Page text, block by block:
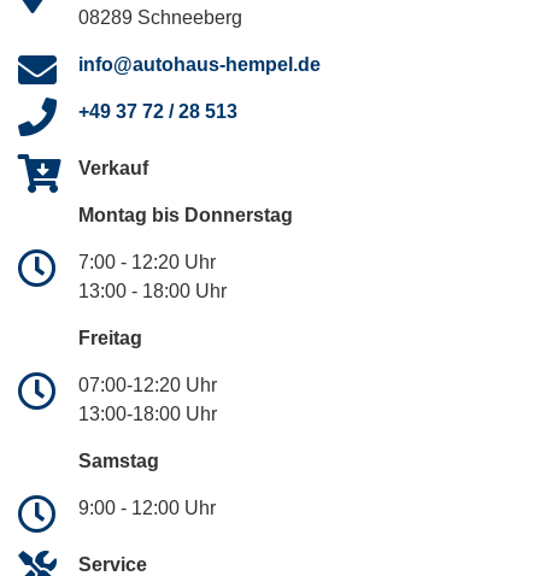
08289 Schneeberg
info@autohaus-hempel.de
+49 37 72 / 28 513
Verkauf
Montag bis Donnerstag
7:00 - 12:20 Uhr
13:00 - 18:00 Uhr
Freitag
07:00-12:20 Uhr
13:00-18:00 Uhr
Samstag
9:00 - 12:00 Uhr
Service